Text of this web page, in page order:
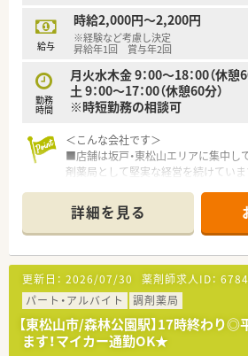
給与
時給2,000円～2,200円
※経験など考慮し決定
昇給年1回 賞与年2回
勤務
時間
月火水木金 9：00～18：00（休憩
土 9：00～17：00（休憩60分）
※時短勤務の相談可
＜こんな会社です＞
■店舗は坂戸・東松山エリアに集中し
剤薬局として堅実な経営を続けていま
50代以上のベテランさんから子育て
ご活躍されています。
＜こんな薬局です＞
■東松山駅から車で約15分の距離に
便利なエリアです。
■近くに店舗があるため、何かあった
展開です。
■幅広い年齢層の薬剤師さんが活躍中
時間制限のある方などもご相談くだ
詳細を見る
更新日： 2026/07/30 薬剤師求人ID：
パート・アルバイト
調剤薬局
【東松山市/森林公園駅】17時終わり◎
ます！マイカー通勤OK★